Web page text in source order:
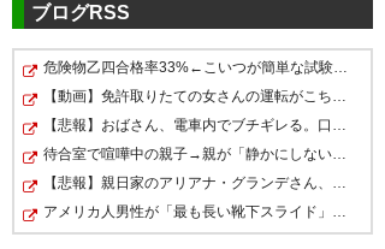
— 枕 (makura0102)2023, 7月
9
シーズンダブル！この勝ちはで
かい#vfk
アウェイ藤枝戦4-1勝利 効果的
なゴールと結果を出した 見方を
変えたら強い勝ち方だったかも
知れない ゴールはどれも素晴ら
しかった#vfk
シンプルに決定力の差が出た
ね。 ウタカやっぱりすげーわ。
純真もまた点とって調子上げて
きたね！ 決定機めちゃくちゃ作
られてたけど、最後身体張った
ブログRSS